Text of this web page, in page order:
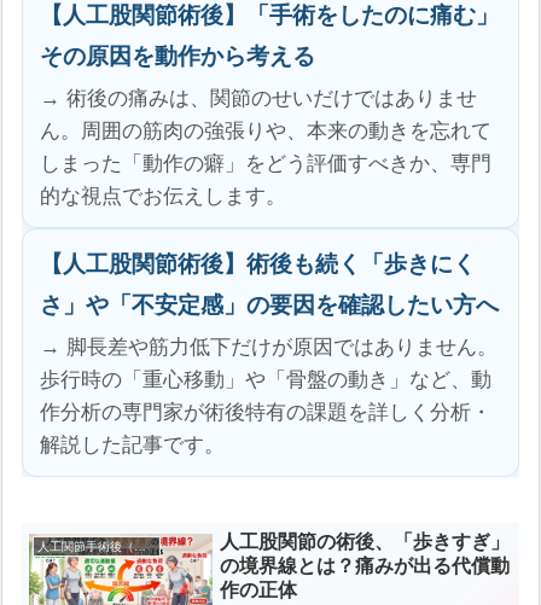
【人工股関節術後】「手術をしたのに痛む」
その原因を動作から考える
→ 術後の痛みは、関節のせいだけではありませ
ん。周囲の筋肉の強張りや、本来の動きを忘れて
しまった「動作の癖」をどう評価すべきか、専門
的な視点でお伝えします。
【人工股関節術後】術後も続く「歩きにく
さ」や「不安定感」の要因を確認したい方へ
→ 脚長差や筋力低下だけが原因ではありません。
歩行時の「重心移動」や「骨盤の動き」など、動
作分析の専門家が術後特有の課題を詳しく分析・
解説した記事です。
人工関節手術後（股関節・膝）
人工股関節の術後、「歩きすぎ」
の境界線とは？痛みが出る代償動
作の正体